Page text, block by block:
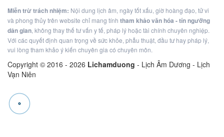
Miễn trừ trách nhiệm: Nội dung lịch âm, ngày tốt xấu, giờ hoàng đạo, tử vi
và phong thủy trên website chỉ mang tính tham khảo văn hóa - tín ngưỡng
dân gian, không thay thế tư vấn y tế, pháp lý hoặc tài chính chuyên nghiệp.
Với các quyết định quan trọng về sức khỏe, phẫu thuật, đầu tư hay pháp lý,
vui lòng tham khảo ý kiến chuyên gia có chuyên môn.
Copyright © 2016 - 2026 Lichamduong - Lịch Âm Dương - Lịch
Vạn Niên